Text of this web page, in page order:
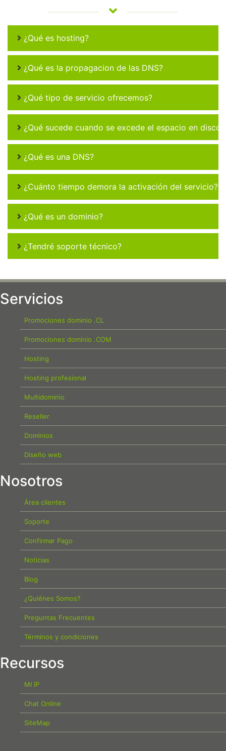
¿Qué es hosting?
¿Qué es la propagacion de las DNS?
¿Qué tipo de servicio ofrecemos?
¿Qué sucede cuando se excede el espacio en disco
¿Qué es una DNS?
¿Cuánto tiempo demora la activación del servicio?
¿Qué es un dominio?
¿Tendré soporte técnico?
Servicios
Promociones dominio .CL
Promociones dominio .COM
Hosting
Hosting profesional
Multidominio
Reseller
Dominios
Diseño web
Nosotros
Área clientes
Soporte
Confirmar Pago
Noticias
Blog
¿Quiénes Somos?
Preguntas Frecuentes
Términos y condiciones
Recursos
MI IP
Chat Online
SiteMap